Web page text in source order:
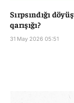
Sırpsındığı
qarışığı?
31 May 2026 05:51